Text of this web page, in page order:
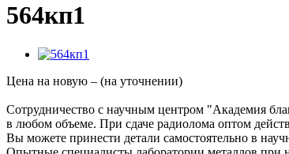
564кп1
Цена на новую – (на уточнении)
Сотрудничество с научным центром "Академия
в любом объеме. При сдаче радиолома оптом
Вы можете принести детали самостоятельно в